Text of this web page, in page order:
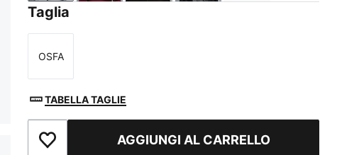
Taglia
Taglia
OSFA
TABELLA TAGLIE
Aggiungi ai PreferitiAGGIUNGI AL CARRELLO